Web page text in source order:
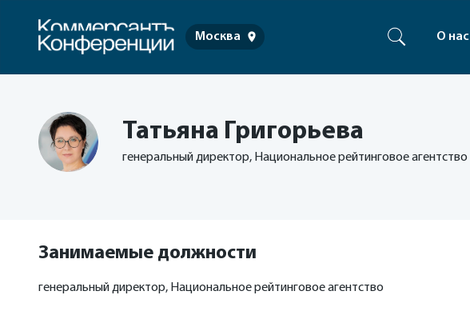
Москва О нас
Татьяна Григорьева
генеральный директор, Национальное рейтинговое агентство
Занимаемые должности
генеральный директор, Национальное рейтинговое агентство